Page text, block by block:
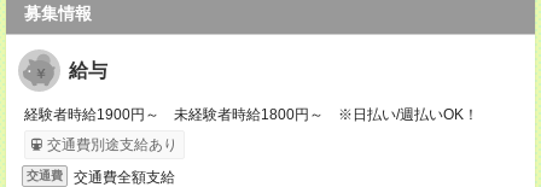
募集情報
給与
経験者時給1900円～ 未経験者時給1800円～ ※日払い/週払いOK！
交通費別途支給あり
交通費 交通費全額支給